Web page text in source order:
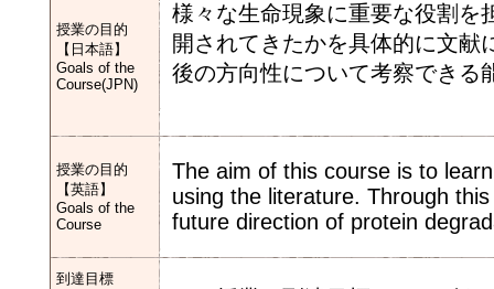
授業の目的
【日本語】
Goals of the
Course(JPN)
様々な生命現象に重要な役割を
開されてきたかを具体的に文献
後の方向性について考察できる
授業の目的
【英語】
Goals of the
Course
The aim of this course is to
using the literature. Through
future direction of protein
到達目標